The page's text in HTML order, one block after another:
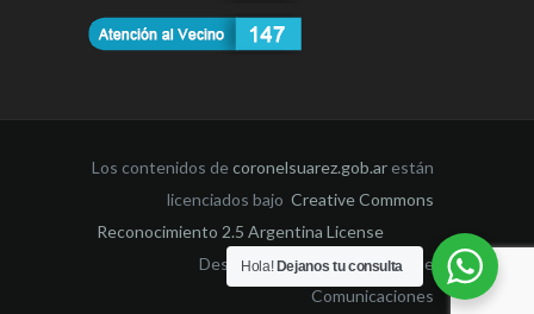
Los contenidos decoronelsuarez.gob.ar están
licenciados bajo Creative Commons
Reconocimiento 2.5 Argentina License
Desarrollado por la Dirección de
Comunicaciones
Hola! Dejanos tu consulta